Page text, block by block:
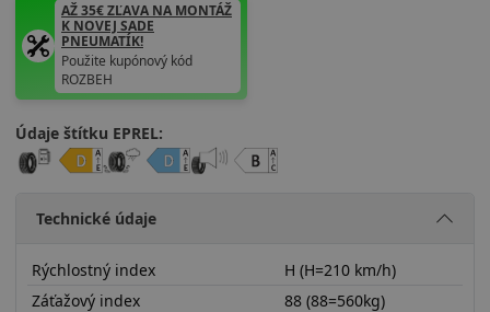
AŽ 35€ ZĽAVA NA MONTÁŽ
K NOVEJ SADE
PNEUMATÍK!
Použite kupónový kód
ROZBEH
Údaje štítku EPREL:
Technické údaje
Rýchlostný index
H (H=210 km/h)
Záťažový index
88 (88=560kg)